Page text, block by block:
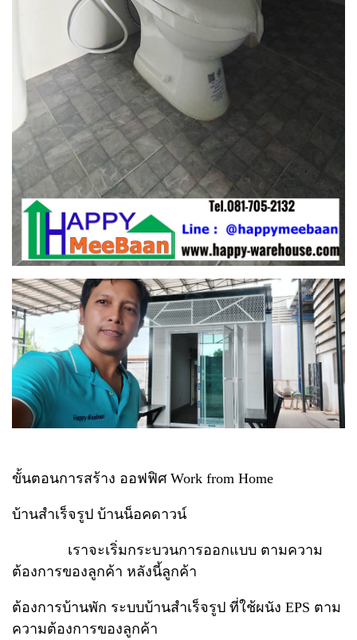
ขั้นตอนการสร้าง ออฟฟิศ Work from Home
บ้านสำเร็จรูป บ้านน็อคดาวน์
เราจะเริ่มกระบวนการออกแบบ ตามความ
ต้องการของลูกค้า หลังนี้ลูกค้า
ต้องการบ้านพัก ระบบบ้านสำเร็จรูป ที่ใช้ผนัง EPS ตาม
ความต้องการของลูกค้า